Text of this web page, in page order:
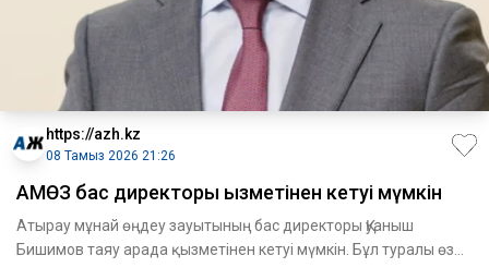
https://azh.kz
08 Тамыз 2026 21:26
АМӨЗ бас директоры қызметінен кетуі мүмкін
Атырау мұнай өңдеу зауытының бас директоры Қуаныш
Бишимов таяу арада қызметінен кетуі мүмкін. Бұл туралы өз